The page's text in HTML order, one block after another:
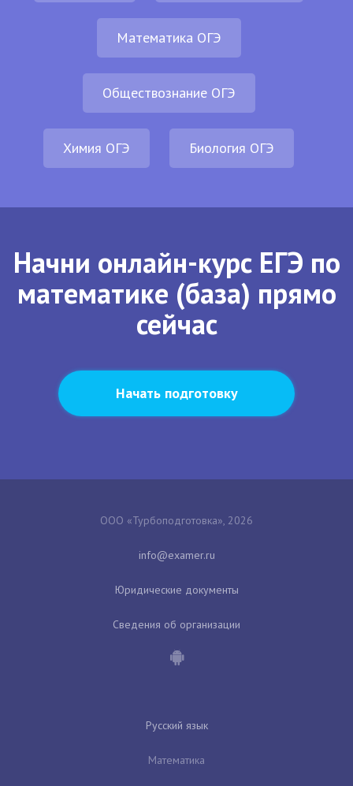
Математика ОГЭ
Обществознание ОГЭ
Химия ОГЭ Биология ОГЭ
Начни онлайн-курс ЕГЭ по
математике (база) прямо
сейчас
Начать подготовку
ООО «Турбоподготовка», 2026
Юридические документы
Сведения об организации
Русский язык
Математика